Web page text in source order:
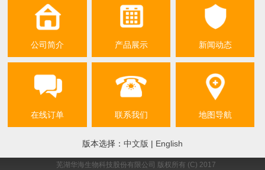
公司简介 产品展示 新闻动态
在线订单 联系我们 地图导航
版本选择： 中文版 | English
芜湖华海生物科技股份有限公司 版权所有 (C) 2017